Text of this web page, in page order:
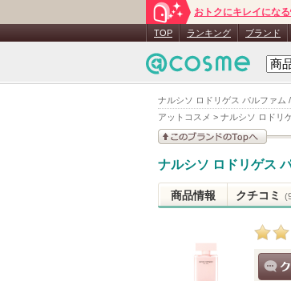
ナルシソ ロドリゲス パルファム
アットコスメ > ナルシソ ロドリ
おトクにキレイになる
TOP ランキング ブランド
ナルシソ ロドリゲス
商品情報 クチコミ